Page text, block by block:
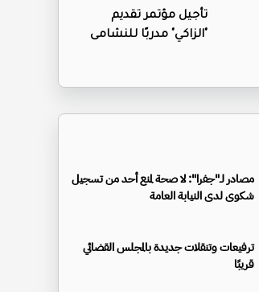
تأجيل مؤتمر تقديم
"الزاكي" مدربًا للنشامى
مصادر لـ"جفرا": لا صحة لمنع أحد من تسجيل
شكوى لدى النيابة العامة
ترفيعات وتنقلات جديدة بالمجلس القضائي
قريبًا